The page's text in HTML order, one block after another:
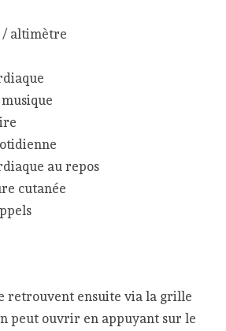
/ altimètre
au repos
cutanée
retrouvent ensuite via la grille
peut ouvrir en appuyant sur le